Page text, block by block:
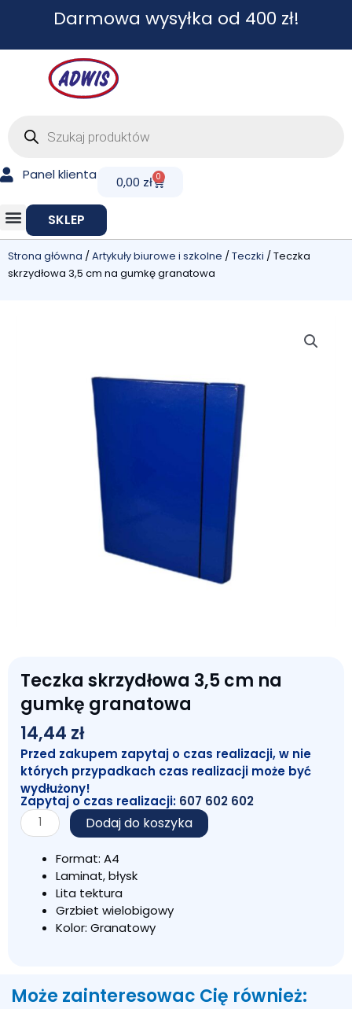
Darmowa wysyłka od 400 zł!
Panel klienta 0,00 zł 0
Cart
SKLEP
Strona główna /Artykuły biurowe i szkolne /Teczki / Teczka
skrzydłowa 3,5 cm na gumkę granatowa
Teczka skrzydłowa 3,5 cm na
gumkę granatowa
14,44 zł
Przed zakupem zapytaj o czas realizacji, w nie
których przypadkach czas realizacji może być
wydłużony!
Zapytaj o czas realizacji: 607 602 602
ilość
Teczka
Dodaj do koszyka
Format: A4
Laminat, błysk
Lita tektura
Grzbiet wielobigowy
Kolor: Granatowy
Może zainteresowac Cię również: